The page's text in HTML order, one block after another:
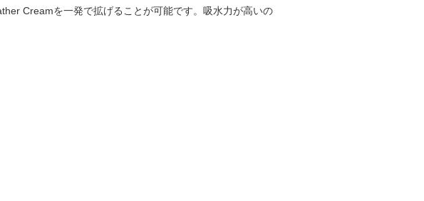
Creamを一発で拡げることが可能です。吸水力が高いの